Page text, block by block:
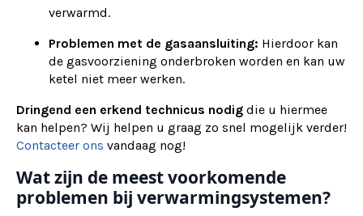
verwarmd.
Problemen met de gasaansluiting: Hierdoor kan
de gasvoorziening onderbroken worden en kan uw
ketel niet meer werken.
Dringend een erkend technicus nodig die u hiermee
kan helpen? Wij helpen u graag zo snel mogelijk verder!
Contacteer ons vandaag nog!
Wat zijn de meest voorkomende
problemen bij verwarmingsystemen?